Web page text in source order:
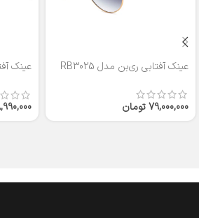
عینک آفتابی ری‌بن مدل RB3025
79,000,000تومان